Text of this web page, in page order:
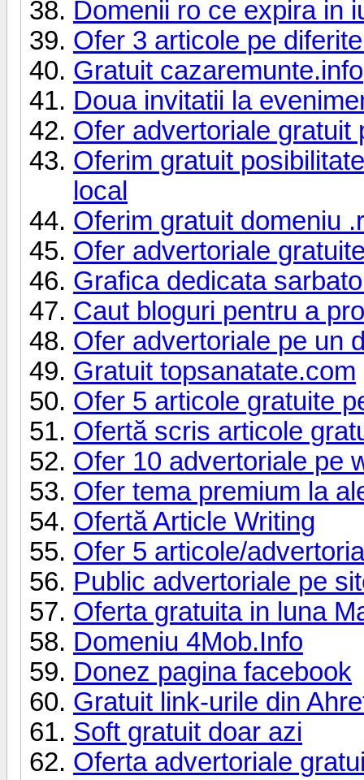
Domenii ro ce expira in
Ofer 3 articole pe
Gratuit cazaremunte.info
Doua invitatii la
Ofer advertoriale gratuit
Oferim gratuit
local
Oferim gratuit domeniu
Ofer advertoriale
Grafica dedicata
Caut bloguri pentru a
Ofer advertoriale pe un
Gratuit topsanatate.com
Ofer 5 articole gratuite
Ofertă scris articole
Ofer 10 advertoriale pe
Ofer tema premium la
Ofertă Article Writing
Ofer 5 articole/
Public advertoriale pe
Oferta gratuita in luna
Domeniu 4Mob.Info
Donez pagina facebook
Gratuit link-urile din
Soft gratuit doar azi
Oferta advertoriale